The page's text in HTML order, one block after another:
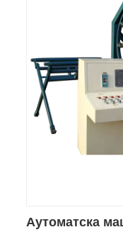
Аутоматска